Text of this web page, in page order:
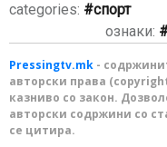
categories:
спорт
ознаки:
Pressingtv.mk -
авторски права
казниво со закон.
авторски содржини со
се цитира.